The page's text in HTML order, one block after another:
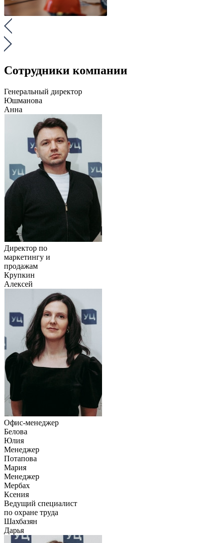
Сотрудники компании
Генеральный директор
Юшманова
Анна
Директор по
маркетингу и
продажам
Крупкин
Алексей
Офис-менеджер
Белова
Юлия
Менеджер
Потапова
Мария
Менеджер
Мербах
Ксения
Ведущий специалист
по охране труда
Шахбазян
Дарья